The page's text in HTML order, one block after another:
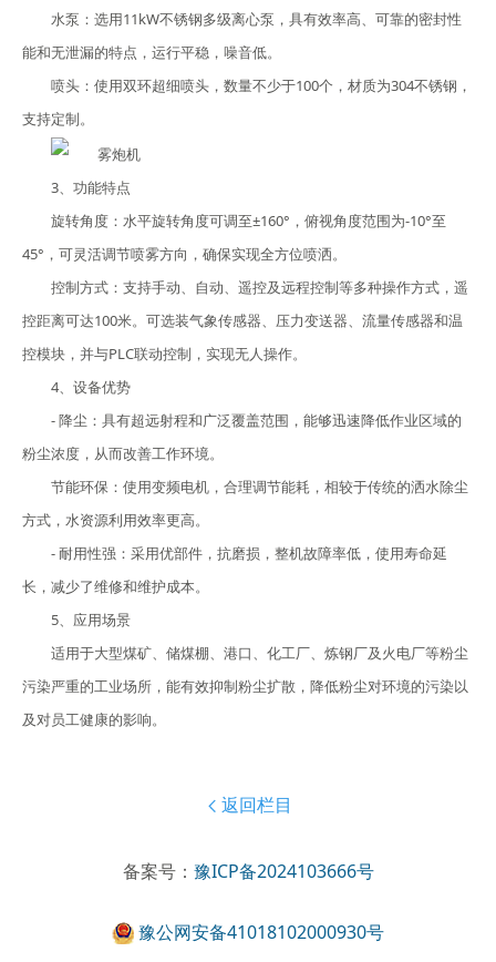
水泵：选用11kW不锈钢多级离心泵，具有效率高、可靠的密封性
能和无泄漏的特点，运行平稳，噪音低。
喷头：使用双环超细喷头，数量不少于100个，材质为304不锈钢，
支持定制。
3、功能特点
旋转角度：水平旋转角度可调至±160°，俯视角度范围为-10°至
45°，可灵活调节喷雾方向，确保实现全方位喷洒。
控制方式：支持手动、自动、遥控及远程控制等多种操作方式，遥
控距离可达100米。可选装气象传感器、压力变送器、流量传感器和温
控模块，并与PLC联动控制，实现无人操作。
4、设备优势
- 降尘：具有超远射程和广泛覆盖范围，能够迅速降低作业区域的
粉尘浓度，从而改善工作环境。
节能环保：使用变频电机，合理调节能耗，相较于传统的洒水除尘
方式，水资源利用效率更高。
- 耐用性强：采用优部件，抗磨损，整机故障率低，使用寿命延
长，减少了维修和维护成本。
5、应用场景
适用于大型煤矿、储煤棚、港口、化工厂、炼钢厂及火电厂等粉尘
污染严重的工业场所，能有效抑制粉尘扩散，降低粉尘对环境的污染以
及对员工健康的影响。
 返回栏目
备案号： 豫ICP备2024103666号
豫公网安备41018102000930号